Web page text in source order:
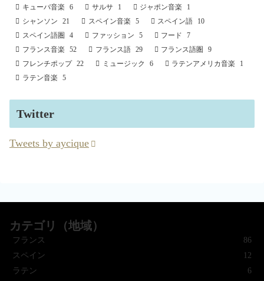
キューバ音楽
6 サルサ 1 ジャポン音楽
1
シャンソン
21 スペイン音楽 5 スペイン語
10
スペイン語圏
4 ファッション 5 フード
7
フランス音楽
52 フランス語 29 フランス語圏
9
フレンチポップ 22 ミュージック 6 ラテンアメリカ音楽
1
ラテン音楽
5
Twitter
Tweets by aycique
カテゴリ（地域）
フランス
86
スペイン
12
ラテン
6